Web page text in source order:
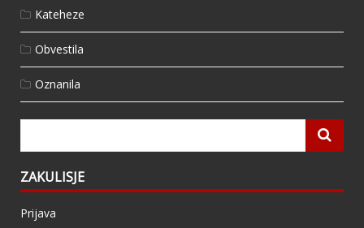
Kateheze
Obvestila
Oznanila
ZAKULISJE
Prijava